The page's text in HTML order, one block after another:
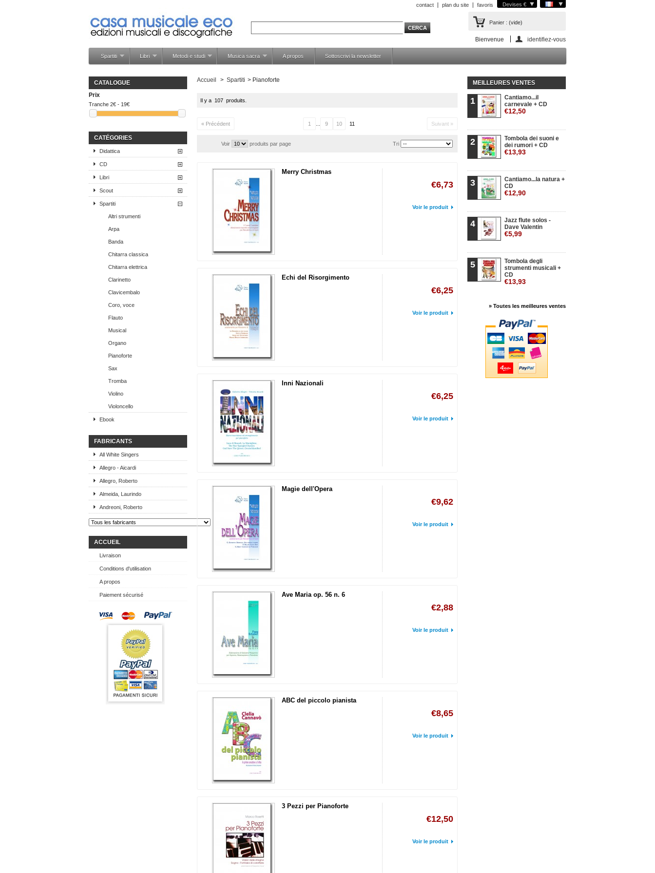
Devises €
contact plan du site favoris
Panier : (vide)
Bienvenue identifiez-vous
Spartiti Libri Metodi e studi Musica sacra A propos Sottoscrivi la newsletter
CATALOGUE
Prix
Tranche 2€ - 19€
CATÉGORIES
Didattica
CD
Libri
Scout
Spartiti
Altri strumenti
Arpa
Banda
Chitarra classica
Chitarra elettrica
Clarinetto
Clavicembalo
Coro, voce
Flauto
Musical
Organo
Pianoforte
Sax
Tromba
Violino
Violoncello
Ebook
FABRICANTS
All White Singers
Allegro - Aicardi
Allegro, Roberto
Almeida, Laurindo
Andreoni, Roberto
ACCUEIL
Livraison
Conditions d'utilisation
A propos
Paiement sécurisé
Accueil > Spartiti > Pianoforte
Il y a 107 produits.
« Précédent 1 9 10 11 Suivant »
Tri
Voir produits par page
Merry Christmas
€6,73
Voir le produit
Echi del Risorgimento
€6,25
Voir le produit
Inni Nazionali
€6,25
Voir le produit
Magie dell'Opera
€9,62
Voir le produit
Ave Maria op. 56 n. 6
€2,88
Voir le produit
ABC del piccolo pianista
€8,65
Voir le produit
3 Pezzi per Pianoforte
€12,50
Voir le produit
MEILLEURES VENTES
1
Cantiamo...il
carnevale + CD
€12,50
2
Tombola dei suoni e
dei rumori + CD
€13,93
3
Cantiamo...la natura +
CD
€12,90
4
Jazz flute solos -
Dave Valentin
€5,99
5
Tombola degli
strumenti musicali +
CD
€13,93
» Toutes les meilleures ventes